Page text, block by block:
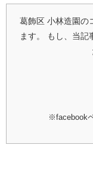
葛飾区 小林造園の
ます。
もし、当記
※facebook